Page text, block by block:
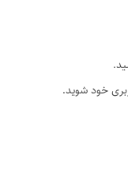
خود شوید.